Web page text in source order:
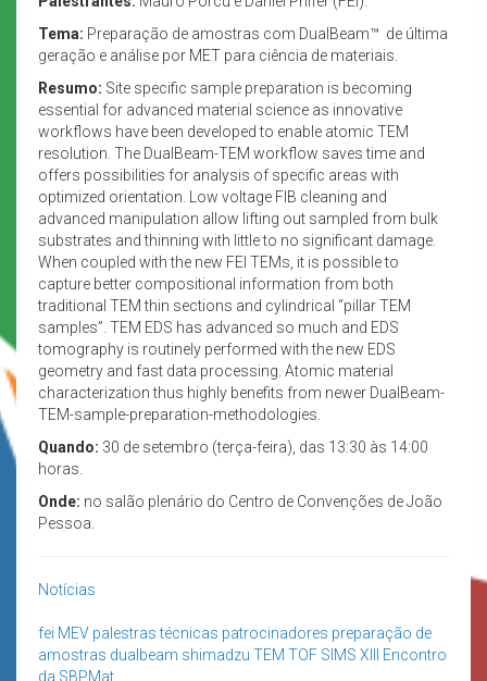
Tema: Preparação de amostras com DualBeam™ de última
geração e análise por MET para ciência de materiais.
Resumo: Site specific sample preparation is becoming
essential for advanced material science as innovative
workflows have been developed to enable atomic TEM
resolution. The DualBeam-TEM workflow saves time and
offers possibilities for analysis of specific areas with
optimized orientation. Low voltage FIB cleaning and
advanced manipulation allow lifting out sampled from bulk
substrates and thinning with little to no significant damage.
When coupled with the new FEI TEMs, it is possible to
capture better compositional information from both
traditional TEM thin sections and cylindrical “pillar TEM
samples”. TEM EDS has advanced so much and EDS
tomography is routinely performed with the new EDS
geometry and fast data processing. Atomic material
characterization thus highly benefits from newer DualBeam-
TEM-sample-preparation-methodologies.
Quando: 30 de setembro (terça-feira), das 13:30 às 14:00
horas.
Onde: no salão plenário do Centro de Convenções de João
Pessoa.
Notícias
fei MEV palestras técnicas patrocinadores preparação de
amostras dualbeam shimadzu TEM TOF SIMS XIII Encontro
da SBPMat